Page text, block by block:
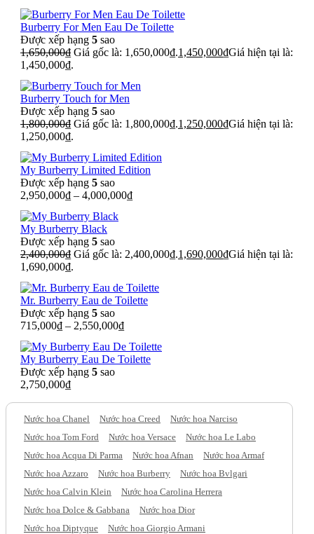
Burberry For Men Eau De Toilette
Được xếp hạng 5 sao
1,650,000₫ Giá gốc là: 1,650,000₫.1,450,000₫Giá hiện tại là:
1,450,000₫.
Burberry Touch for Men
Được xếp hạng 5 sao
1,800,000₫ Giá gốc là: 1,800,000₫.1,250,000₫Giá hiện tại là:
1,250,000₫.
My Burberry Limited Edition
Được xếp hạng 5 sao
2,950,000₫ – 4,000,000₫
My Burberry Black
Được xếp hạng 5 sao
2,400,000₫ Giá gốc là: 2,400,000₫.1,690,000₫Giá hiện tại là:
1,690,000₫.
Mr. Burberry Eau de Toilette
Được xếp hạng 5 sao
715,000₫ – 2,550,000₫
My Burberry Eau De Toilette
Được xếp hạng 5 sao
2,750,000₫
Nước hoa Chanel Nước hoa Creed
Nước hoa Narciso
Nước hoa Tom Ford
Nước hoa Versace
Nước hoa Le Labo
Nước hoa Acqua Di Parma
Nước hoa Afnan
Nước hoa Armaf
Nước hoa Azzaro
Nước hoa Burberry
Nước hoa Bvlgari
Nước hoa Calvin Klein
Nước hoa Carolina Herrera
Nước hoa Dolce & Gabbana
Nước hoa Dior
Nước hoa Diptyque
Nước hoa Giorgio Armani